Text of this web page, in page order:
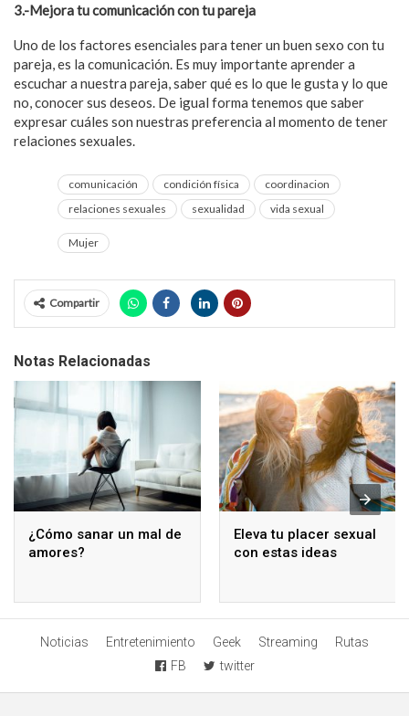
3.-Mejora tu comunicación con tu pareja
Uno de los factores esenciales para tener un buen sexo con tu
pareja, es la comunicación. Es muy importante aprender a
escuchar a nuestra pareja, saber qué es lo que le gusta y lo que
no, conocer sus deseos. De igual forma tenemos que saber
expresar cuáles son nuestras preferencia al momento de tener
relaciones sexuales.
comunicación condición física
coordinacion
relaciones sexuales
sexualidad vida sexual
Mujer
Compartir
Notas Relacionadas
¿Cómo sanar un mal de
amores?
Eleva tu placer sexual
con estas ideas
Noticias Entretenimiento Geek Streaming
Rutas
FB
twitter